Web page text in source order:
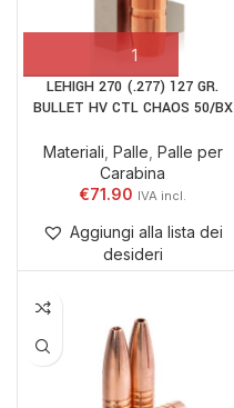
LEHIGH 270 (.277) 127 GR.
BULLET HV CTL CHAOS 50/BX
Materiali Palle Palle per
Carabina
€71.90
Aggiungi alla lista dei
desideri